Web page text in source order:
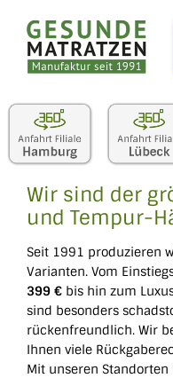
Inhalt
springen
Wir sind der
und Tempur-
Seit 1991 produzieren
Varianten. Vom
399 € bis hin zum
sind besonders
rückenfreundlich. Wir
Ihnen viele
Mit unseren